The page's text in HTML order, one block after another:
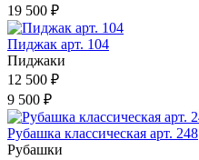
19 500 ₽
Пиджак арт. 104
Пиджаки
12 500 ₽
9 500 ₽
Рубашка классическая арт. 248
Рубашки